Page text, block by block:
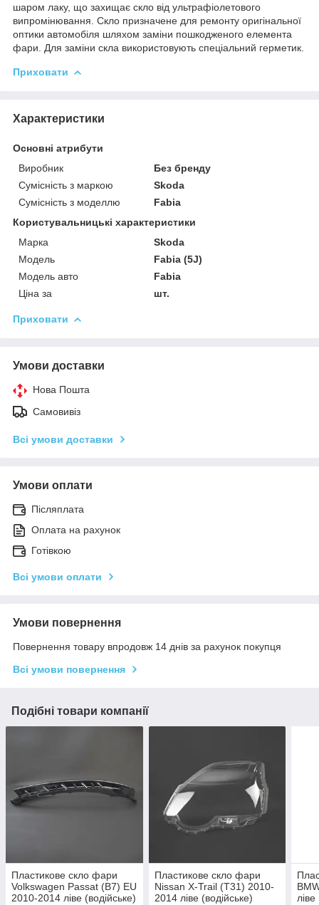
шаром лаку, що захищає скло від ультрафіолетового
випромінювання. Скло призначене для ремонту оригінальної
оптики автомобіля шляхом заміни пошкодженого елемента
фари. Для заміни скла використовують спеціальний герметик.
Приховати
Характеристики
Основні атрибути
Виробник
Без бренду
Сумісність з маркою
Skoda
Сумісність з моделлю
Fabia
Користувальницькі характеристики
Марка
Skoda
Мoдель
Fabia (5J)
Модель авто
Fabia
Ціна за
шт.
Приховати
Умови доставки
Нова Пошта
Самовивіз
Всі умови доставки
Умови оплати
Післяплата
Оплата на рахунок
Готівкою
Всі умови оплати
Умови повернення
Повернення товару впродовж 14 днів за рахунок покупця
Всі умови повернення
Подібні товари компанії
Пластикове скло фари
Volkswagen Passat (B7) EU
2010-2014 ліве (водійське)
Пластикове скло фари
Nissan X-Trail (T31) 2010-
2014 ліве (водійське)
ліве